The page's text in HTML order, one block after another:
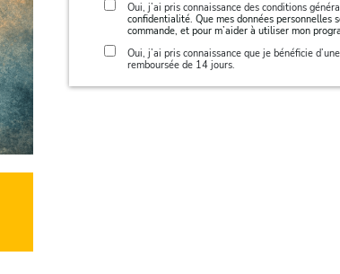
Oui, j’ai pris connaissance des conditions
confidentialité. Que mes données personnelles
commande, et pour m’aider à utiliser mon
Oui, j’ai pris connaissance que je bénéficie
remboursée de 14 jours.